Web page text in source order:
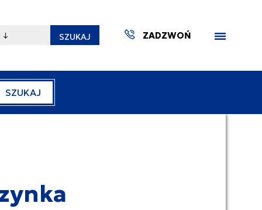
SZUKAJ ZADZWOŃ
SZUKAJ